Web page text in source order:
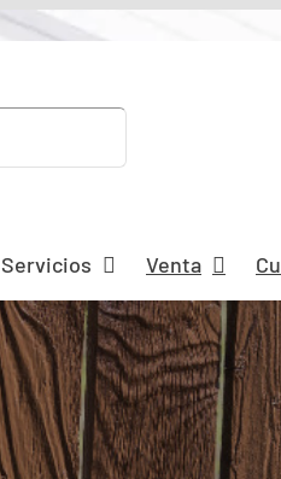
Servicios Venta